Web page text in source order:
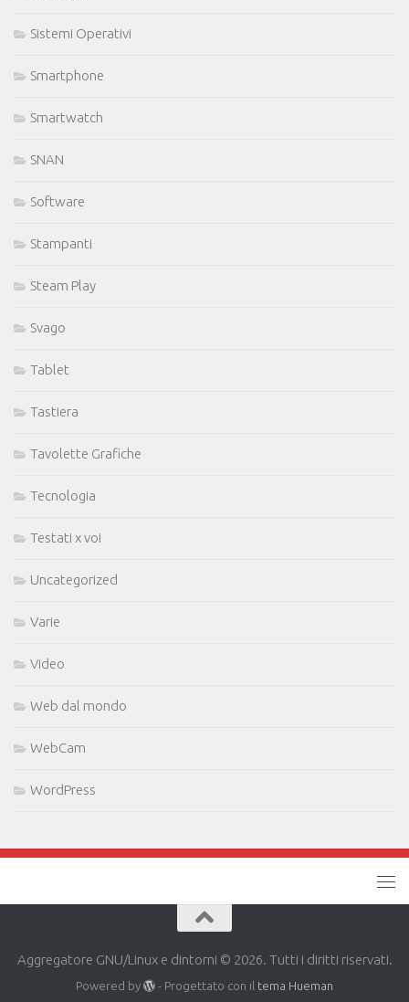
Sistemi Operativi
Smartphone
Smartwatch
SNAN
Software
Stampanti
Steam Play
Svago
Tablet
Tastiera
Tavolette Grafiche
Tecnologia
Testati x voi
Uncategorized
Varie
Video
Web dal mondo
WebCam
WordPress
Aggregatore GNU/Linux e dintorni © 2026. Tutti i diritti riservati.
Powered by - Progettato con il tema Hueman